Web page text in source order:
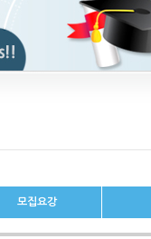
회원탈퇴 신청
모집요강